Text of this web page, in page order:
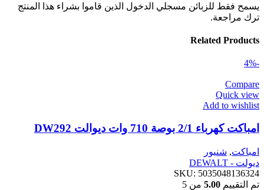
يسمح فقط للزبائن مسجلي الدخول الذين قاموا بشراء هذا المنتج
ترك مراجعة.
Related Products
-4%
Compare
Quick view
Add to wishlist
امباكت كهرباء 2/1 بوصة 710 وات ديوالت DW292
امباكت, شنيور
ديولت - DEWALT
SKU: 5035048136324
تم التقييم 5.00 من 5